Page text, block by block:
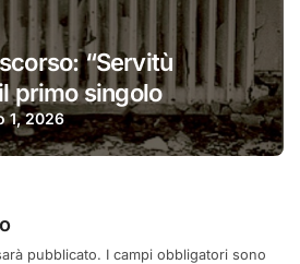
“Servitù
primo singolo
1, 2026
pubblicato. I campi obbligatori sono